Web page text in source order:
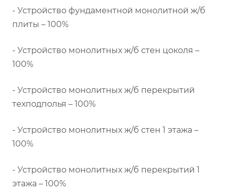
- Устройство фундаментной монолитной ж/б
плиты – 100%
- Устройство монолитных ж/б стен цоколя –
100%
- Устройство монолитных ж/б перекрытий
техподполья – 100%
- Устройство монолитных ж/б стен 1 этажа –
100%
- Устройство монолитных ж/б перекрытий 1
этажа – 100%